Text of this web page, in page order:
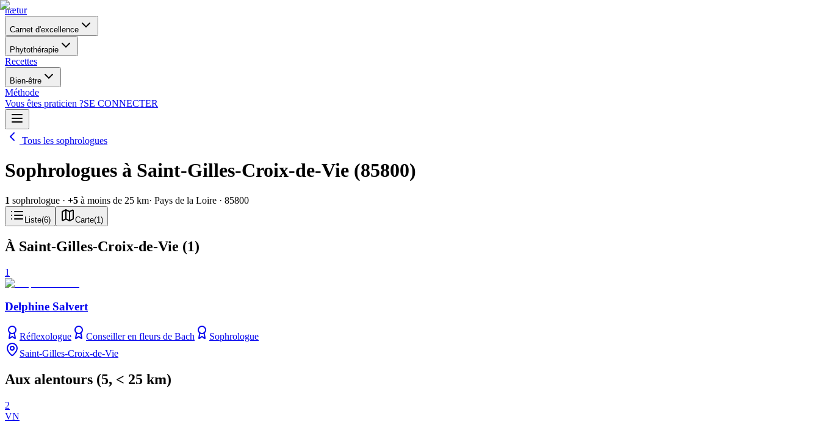
nætur
Carnet d'excellence
Phytothérapie
Recettes
Bien-être
Méthode
Vous êtes praticien ?SE CONNECTER
Tous les sophrologues
Sophrologues à Saint-Gilles-Croix-de-Vie (85800)
1 sophrologue · +5 à moins de 25 km· Pays de la Loire · 85800
Liste(6) Carte(1 )
À Saint-Gilles-Croix-de-Vie (1)
1
Delphine Salvert
Réflexologue Conseiller en fleurs de Bach
Sophrologue
Saint-Gilles-Croix-de-Vie
Aux alentours (5, < 25 km)
2
VN